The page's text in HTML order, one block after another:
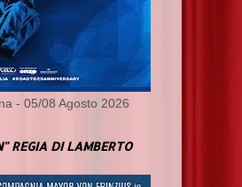
- 05/08 Agosto 2026
REGIA DI LAMBERTO